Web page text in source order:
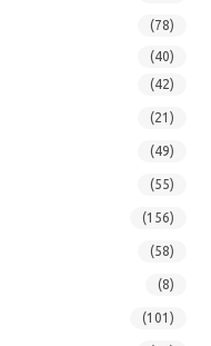
(78)
(40)
(42)
(21)
(49)
(55)
(156)
(58)
(8)
(101)